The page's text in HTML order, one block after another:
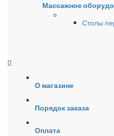
Массажное
Столы
О магазине
Порядок заказа
Оплата